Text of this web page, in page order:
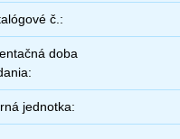
č.:
doba
jednotka: